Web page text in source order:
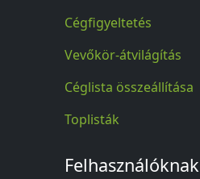
Cégfigyeltetés
Vevőkör-átvilágítás
Céglista összeállítása
Toplisták
Felhasználóknak